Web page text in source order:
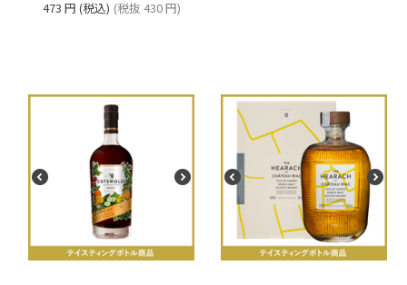
473 円 (税込) (税抜 430円)